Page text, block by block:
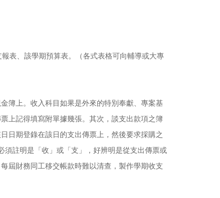
表、該學期預算表。（各式表格可向輔導或大專
上。收入科目如果是外來的特別奉獻、專案基
上記得填寫附單據幾張。其次，談支出款項之簿
日期登錄在該日的支出傳票上，然後要求採購之
須註明是「收」或「支」，好辨明是從支出傳票或
屆財務同工移交帳款時難以清查，製作學期收支